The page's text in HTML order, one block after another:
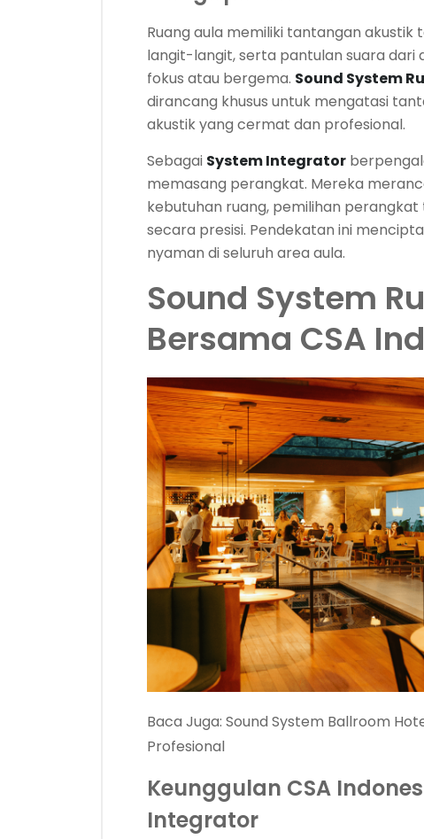
Ruang aula memiliki tantangan akustik
langit-langit, serta pantulan suara dari
fokus atau bergema. Sound System
dirancang khusus untuk mengatasi
akustik yang cermat dan profesional.
Sebagai System Integrator
memasang perangkat. Mereka
kebutuhan ruang, pemilihan
secara presisi. Pendekatan ini
nyaman di seluruh area aula.
Sound System
Bersama CSA
Baca Juga: Sound System Ballroom
Profesional
Keunggulan CSA
Integrator